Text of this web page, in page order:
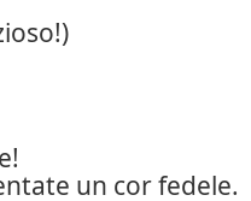
un cor fedele.